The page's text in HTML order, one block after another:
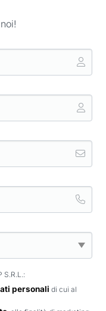
S.R.L.:
personali di cui al